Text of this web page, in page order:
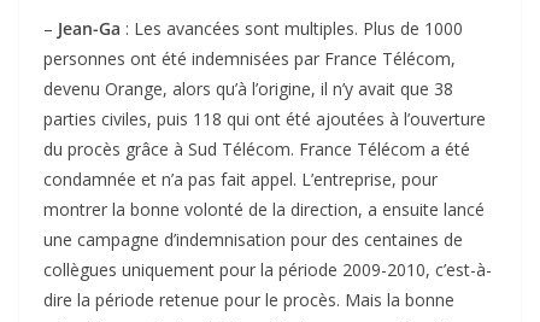
– Jean-Ga : Les avancées sont multiples. Plus de 1000
personnes ont été indemnisées par France Télécom,
devenu Orange, alors qu’à l’origine, il n’y avait que 38
parties civiles, puis 118 qui ont été ajoutées à l’ouverture
du procès grâce à Sud Télécom. France Télécom a été
condamnée et n’a pas fait appel. L’entreprise, pour
montrer la bonne volonté de la direction, a ensuite lancé
une campagne d’indemnisation pour des centaines de
collègues uniquement pour la période 2009-2010, c’est-à-
dire la période retenue pour le procès. Mais la bonne